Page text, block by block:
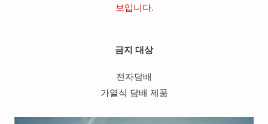
보입니다.
금지 대상
전자담배
가열식 담배 제품